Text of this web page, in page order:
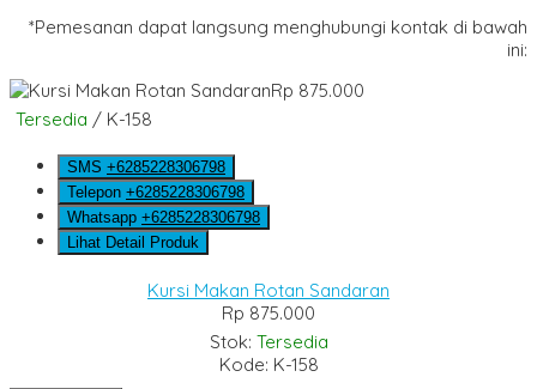
*Pemesanan dapat langsung menghubungi kontak di bawah
ini:
Rp 875.000
Tersedia / K-158
SMS +6285228306798
Telepon +6285228306798
Whatsapp +6285228306798
Lihat Detail Produk
Kursi Makan Rotan Sandaran
Rp 875.000
Stok: Tersedia
Kode: K-158